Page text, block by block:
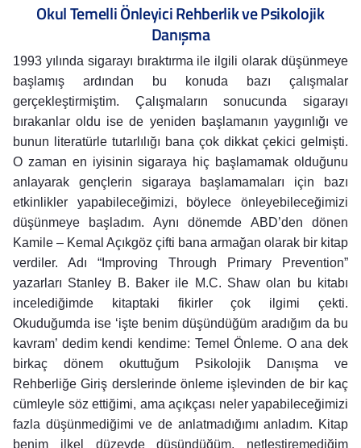
Okul Temelli Önleyici Rehberlik ve Psikolojik
Danışma
1993 yılında sigarayı bıraktırma ile ilgili olarak düşünmeye
başlamış ardından bu konuda bazı çalışmalar
gerçekleştirmiştim. Çalışmaların sonucunda sigarayı
bırakanlar oldu ise de yeniden başlamanın yaygınlığı ve
bunun literatürle tutarlılığı bana çok dikkat çekici gelmişti.
O zaman en iyisinin sigaraya hiç başlamamak olduğunu
anlayarak gençlerin sigaraya başlamamaları için bazı
etkinlikler yapabileceğimizi, böylece önleyebileceğimizi
düşünmeye başladım. Aynı dönemde ABD’den dönen
Kamile – Kemal Açıkgöz çifti bana armağan olarak bir kitap
verdiler. Adı “Improving Through Primary Prevention”
yazarları Stanley B. Baker ile M.C. Shaw olan bu kitabı
incelediğimde kitaptaki fikirler çok ilgimi çekti.
Okuduğumda ise ‘işte benim düşündüğüm aradığım da bu
kavram’ dedim kendi kendime: Temel Önleme. O ana dek
birkaç dönem okuttuğum Psikolojik Danışma ve
Rehberliğe Giriş derslerinde önleme işlevinden de bir kaç
cümleyle söz ettiğimi, ama açıkçası neler yapabileceğimizi
fazla düşünmediğimi ve de anlatmadığımı anladım. Kitap
benim ilkel düzeyde düşündüğüm, netleştiremediğim